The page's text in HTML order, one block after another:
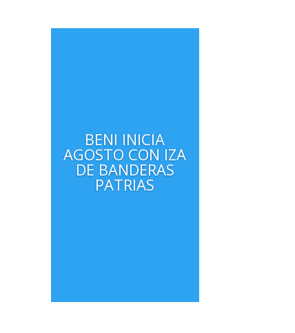
BENI INICIA
AGOSTO CON IZA
DE BANDERAS
PATRIAS